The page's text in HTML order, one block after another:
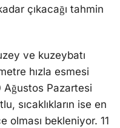
çıkacağı tahmin
ve kuzeybatı
hızla esmesi
Ağustos Pazartesi
sıcaklıkların ise en
olması bekleniyor. 11